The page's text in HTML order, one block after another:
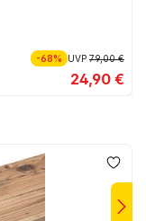
-68% UVP79,00 €
24,90 €